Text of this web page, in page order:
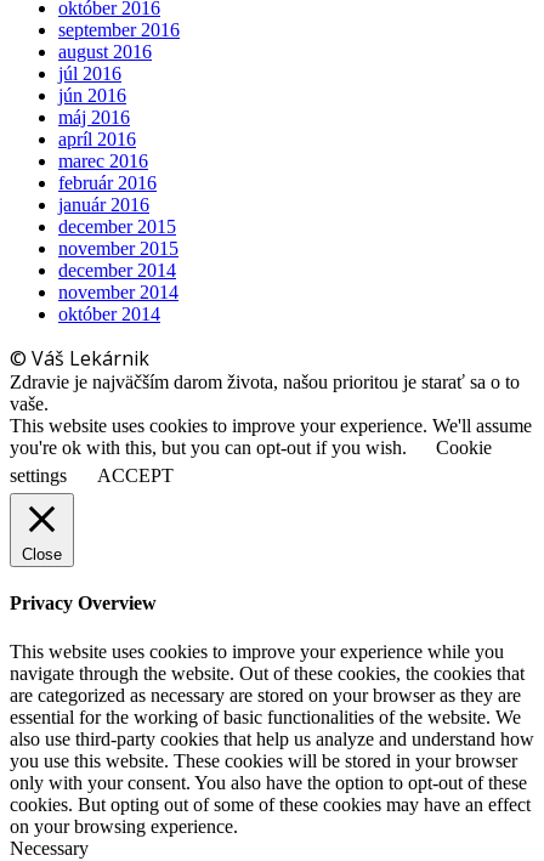
október 2016
september 2016
august 2016
júl 2016
jún 2016
máj 2016
apríl 2016
marec 2016
február 2016
január 2016
december 2015
november 2015
december 2014
november 2014
október 2014
© Váš Lekárnik
Zdravie je najväčším darom života, našou prioritou je starať sa o to
vaše.
This website uses cookies to improve your experience. We'll assume
you're ok with this, but you can opt-out if you wish.
Cookie
settings
ACCEPT
Close
Privacy Overview
This website uses cookies to improve your experience while you
navigate through the website. Out of these cookies, the cookies that
are categorized as necessary are stored on your browser as they are
essential for the working of basic functionalities of the website. We
also use third-party cookies that help us analyze and understand how
you use this website. These cookies will be stored in your browser
only with your consent. You also have the option to opt-out of these
cookies. But opting out of some of these cookies may have an effect
on your browsing experience.
Necessary